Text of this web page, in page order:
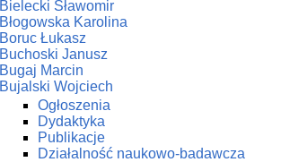
Bielecki Sławomir
Błogowska Karolina
Boruc Łukasz
Buchoski Janusz
Bugaj Marcin
Bujalski Wojciech
Ogłoszenia
Dydaktyka
Publikacje
Działalność naukowo-badawcza